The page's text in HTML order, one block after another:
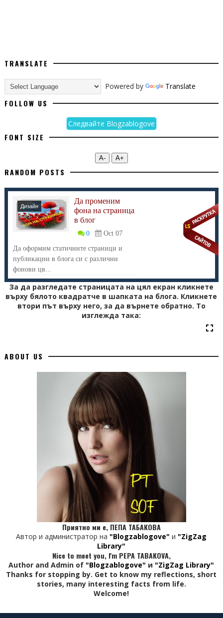
TRANSLATE
Powered by Translate
FOLLOW US
Следвайте Blogzablogove
FONT SIZE
А- А+
RANDOM POSTS
Дизайн
Да променим
фона на страница
в блог
0
Oct 07
Да оформим статичните страници и
публикации в блога си с различни
фонови цв...
За да разгледате страницата на цял екран кликнете
върху бялото квадратче в шапката на блога. Кликнете
втори път върху него, за да върнете обратно. То
изглежда така:
ABOUT US
Приятно ми е, ПЕПА ТАБАКОВА
Автор и администратор на "Blogzablogove" и "ZigZag
Library"
Nice to meet you, I'm PEPA TABAKOVA,
Author and Admin of "Blogzablogove" и "ZigZag Library"
Thanks for stopping by. Get to know my reflections, short
stories, many interesting facts from life.
Welcome!